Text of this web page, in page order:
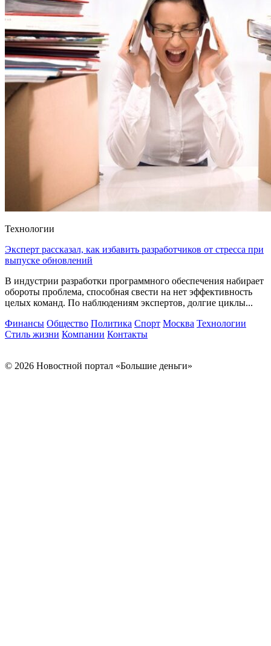
Технологии
Эксперт рассказал, как избавить разработчиков от стресса при
выпуске обновлений
В индустрии разработки программного обеспечения набирает
обороты проблема, способная свести на нет эффективность
целых команд. По наблюдениям экспертов, долгие циклы...
Финансы Общество Политика Спорт Москва Технологии
Стиль жизни Компании Контакты
© 2026 Новостной портал «Большие деньги»